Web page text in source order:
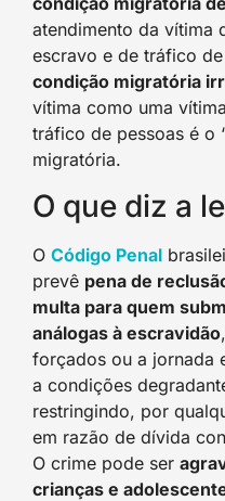
atendimento da vítima
escravo e de tráfico
condição migratória
vítima como uma
tráfico de pessoas é o
migratória.
O que diz a
O Código Penal
prevê pena de
multa para quem
análogas à escravidão
forçados ou a jornada
a condições
restringindo, por
em razão de dívida
O crime pode ser
crianças e